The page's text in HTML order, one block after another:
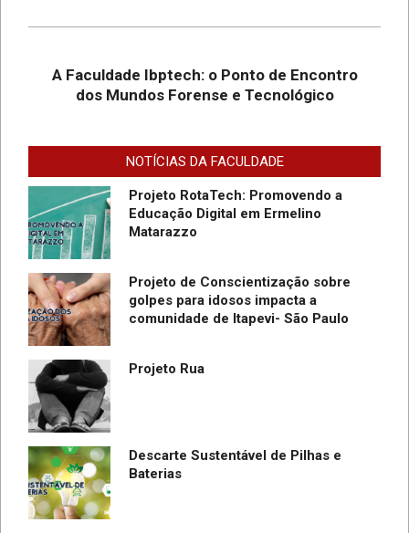
A Faculdade Ibptech: o Ponto de Encontro
dos Mundos Forense e Tecnológico
NOTÍCIAS DA FACULDADE
Cibernética para ingresso com
vestibular, Enem ou 2a. graduação na
Faculdade IBPTECH Lança Projeto
Promover Segurança na Internet
Projeto RotaTech: Promovendo a
Educação Digital em Ermelino
Matarazzo
Projeto de Conscientização sobre
golpes para idosos impacta a
comunidade de Itapevi- São Paulo
Projeto Rua
Descarte Sustentável de Pilhas e
Baterias